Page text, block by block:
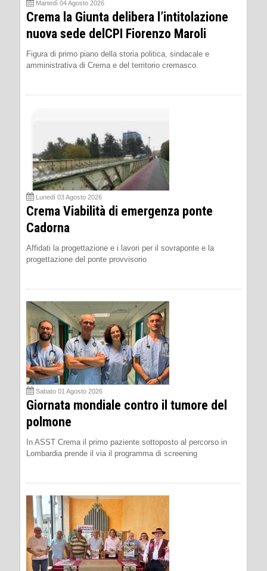
Martedì 04 Agosto 2026
Crema la Giunta delibera l’intitolazione
nuova sede delCPI Fiorenzo Maroli
Figura di primo piano della storia politica, sindacale e
amministrativa di Crema e del territorio cremasco.
Lunedì 03 Agosto 2026
Crema Viabilità di emergenza ponte
Cadorna
Affidati la progettazione e i lavori per il sovraponte e la
progettazione del ponte provvisorio
Sabato 01 Agosto 2026
Giornata mondiale contro il tumore del
polmone
In ASST Crema il primo paziente sottoposto al percorso in
Lombardia prende il via il programma di screening